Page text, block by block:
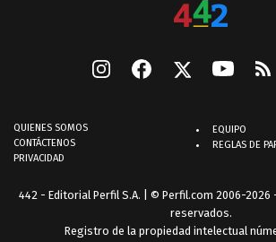
QUIENES SOMOS
CONTÁCTENOS
PRIVACIDAD
EQUIPO
REGLAS DE
442 - Editorial Perfil S.A. | © Perfil.com 2006-
reservados.
Registro de la propiedad intelectual